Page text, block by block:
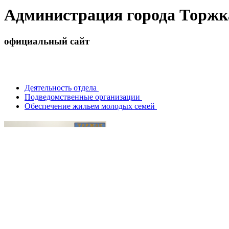
Администрация города
официальный сайт
Деятельность отдела
Подведомственные организации
Обеспечение жильем молодых семей